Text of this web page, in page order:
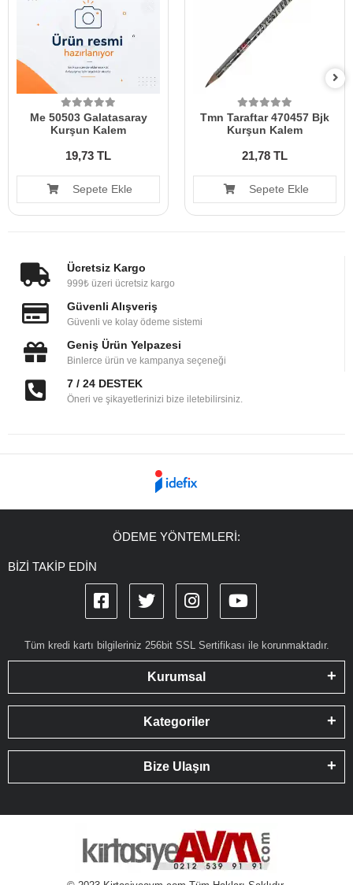
Me 50503 Galatasaray
Kurşun Kalem
19,73 TL
Sepete Ekle
Tmn Taraftar 470457 Bjk
Kurşun Kalem
21,78 TL
Sepete Ekle
Ücretsiz Kargo
999₺ üzeri ücretsiz kargo
Güvenli Alışveriş
Güvenli ve kolay ödeme sistemi
Geniş Ürün Yelpazesi
Binlerce ürün ve kampanya seçeneği
7 / 24 DESTEK
Öneri ve şikayetlerinizi bize iletebilirsiniz.
ÖDEME YÖNTEMLERİ:
BİZİ TAKİP EDİN
Tüm kredi kartı bilgileriniz 256bit SSL Sertifikası ile korunmaktadır.
Kurumsal
Kategoriler
Bize Ulaşın